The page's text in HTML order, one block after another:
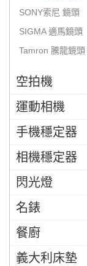
SONY索尼 鏡頭
SIGMA 適馬鏡頭
Tamron 騰龍鏡頭
空拍機
運動相機
手機穩定器
相機穩定器
閃光燈
名錶
餐廚
義大利床墊